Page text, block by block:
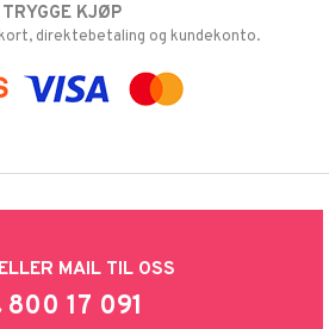
TRYGGE KJØP
direktebetaling og kundekonto.
MAIL TIL OSS
800 17 091